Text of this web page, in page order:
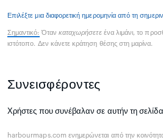
Επιλέξτε μια διαφορετική ημερομηνία από τη
Σημαντικό: Όταν καταχωρήσετεένα λιμάνι, το
ιστότοπο. Δεν κάνετε κράτηση θέσης στη μαρίνα.
Συνεισφέροντες
Χρήστες που συνέβαλαν σε αυτήν τη
harbourmaps.com ενημερώνεται από την